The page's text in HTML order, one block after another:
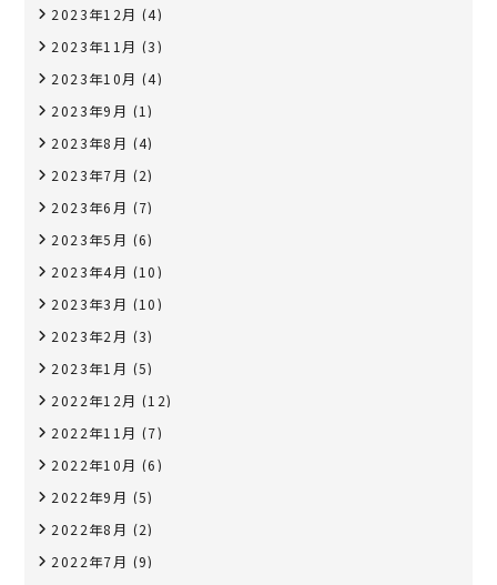
2023年12月 (4)
2023年11月 (3)
2023年10月 (4)
2023年9月 (1)
2023年8月 (4)
2023年7月 (2)
2023年6月 (7)
2023年5月 (6)
2023年4月 (10)
2023年3月 (10)
2023年2月 (3)
2023年1月 (5)
2022年12月 (12)
2022年11月 (7)
2022年10月 (6)
2022年9月 (5)
2022年8月 (2)
2022年7月 (9)